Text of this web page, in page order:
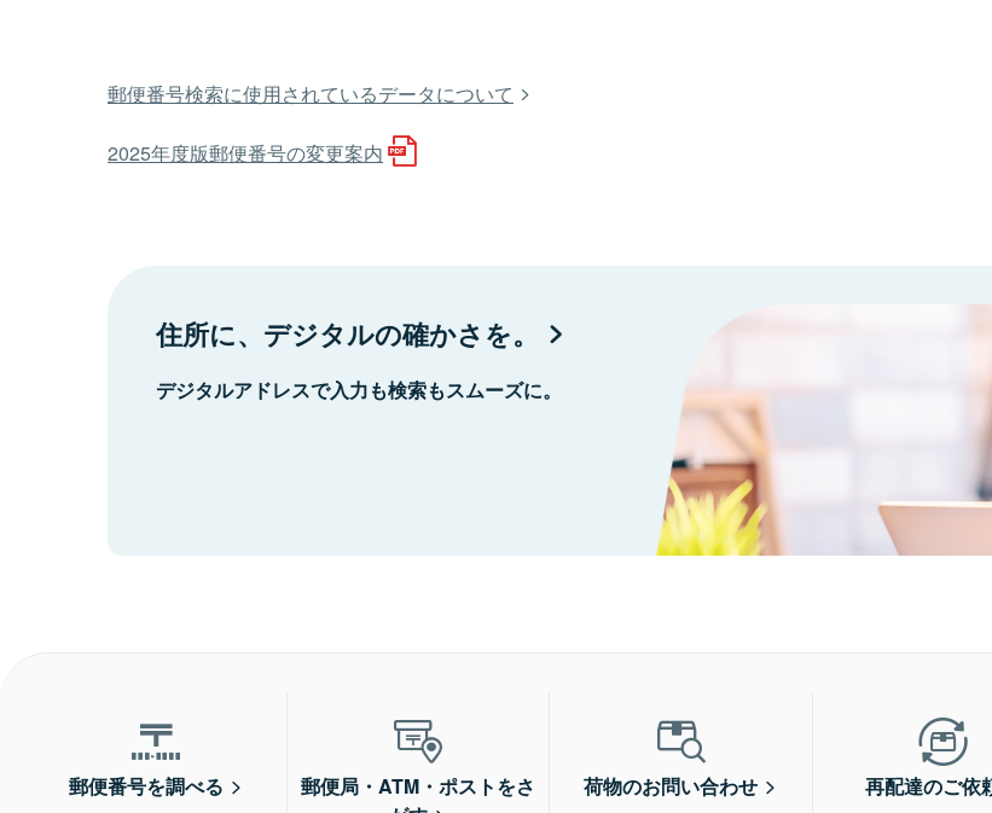
郵便番号検索に使用されているデータについて
2025年度版郵便番号の変更案内
住所に、デジタルの確かさを。
デジタルアドレスで入力も検索もスムーズに。
郵便番号を調べる
郵便局・ATM・ポストをさ
荷物のお問い合わせ 再配達のご依